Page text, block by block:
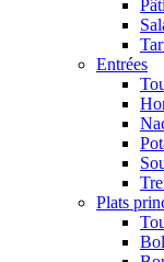
Entrées
Plats